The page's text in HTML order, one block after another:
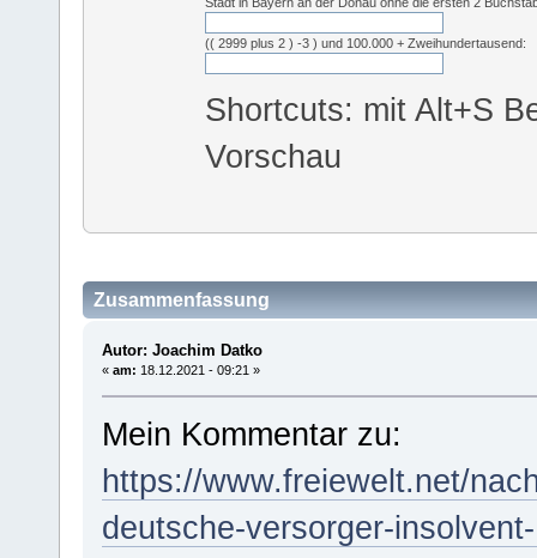
(( 2999 plus 2 ) -3 ) und 100.000 + Zweihundertausend:
Shortcuts: mit Alt+S
Vorschau
Zusammenfassung
Autor: Joachim Datko
« am: 18.12.2021 - 09:21 »
Mein Kommentar zu:
https://www.freiewelt.net/
deutsche-versorger-